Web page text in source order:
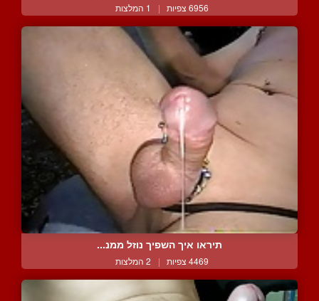
6956 צפיות | 1 המלצות
תיראו איך השפיך נוזל ממנ...
4469 צפיות | 2 המלצות